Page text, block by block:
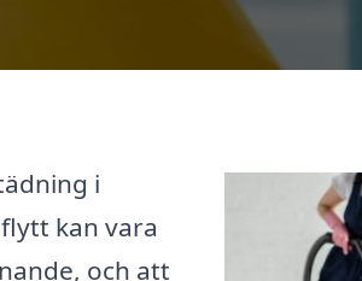
i
kan vara
och att